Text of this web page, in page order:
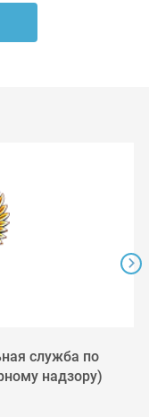
служба по
надзору)